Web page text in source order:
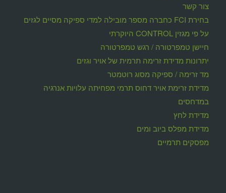
צור קשר
בחירת FCI כחברה מספר מובילה למדי ספיקה מסיים לגזים
על פי מגזין CONTROL היוקרתי
חיישן טמפרטורה / רגש טמפרטורה
יתרונות מדידת זרימה תרמית של אויר וגזים
מד זרימה / ספיקה מסוג רוטמטר
מדידת זרימת אויר דחוס תרמי מפחיתה עלויות אנרגיה
במדחסים
מדידת לחץ
מדידת מפלס ביוב ומים
מפסקים תרמיים